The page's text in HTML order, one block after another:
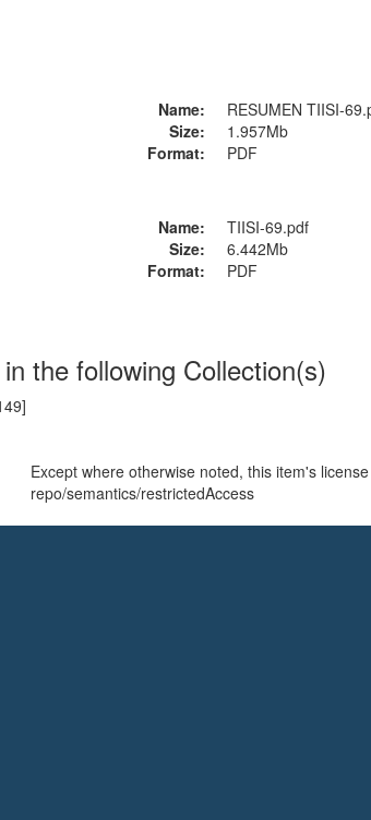
Name:
RESUMEN TIISI-
Size:
1.957Mb
Format:
PDF
Name:
TIISI-69.pdf
Size:
6.442Mb
Format:
PDF
the following Collection(s)
Except where otherwise noted, this item's
repo/semantics/restrictedAccess